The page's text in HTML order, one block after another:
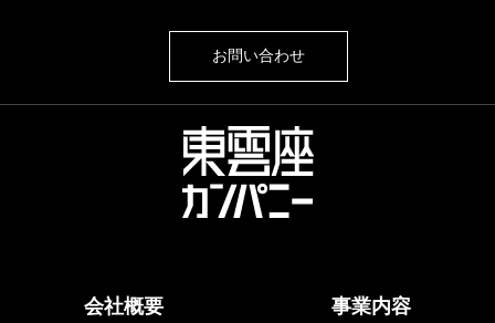
お問い合わせ
会社概要 事業内容